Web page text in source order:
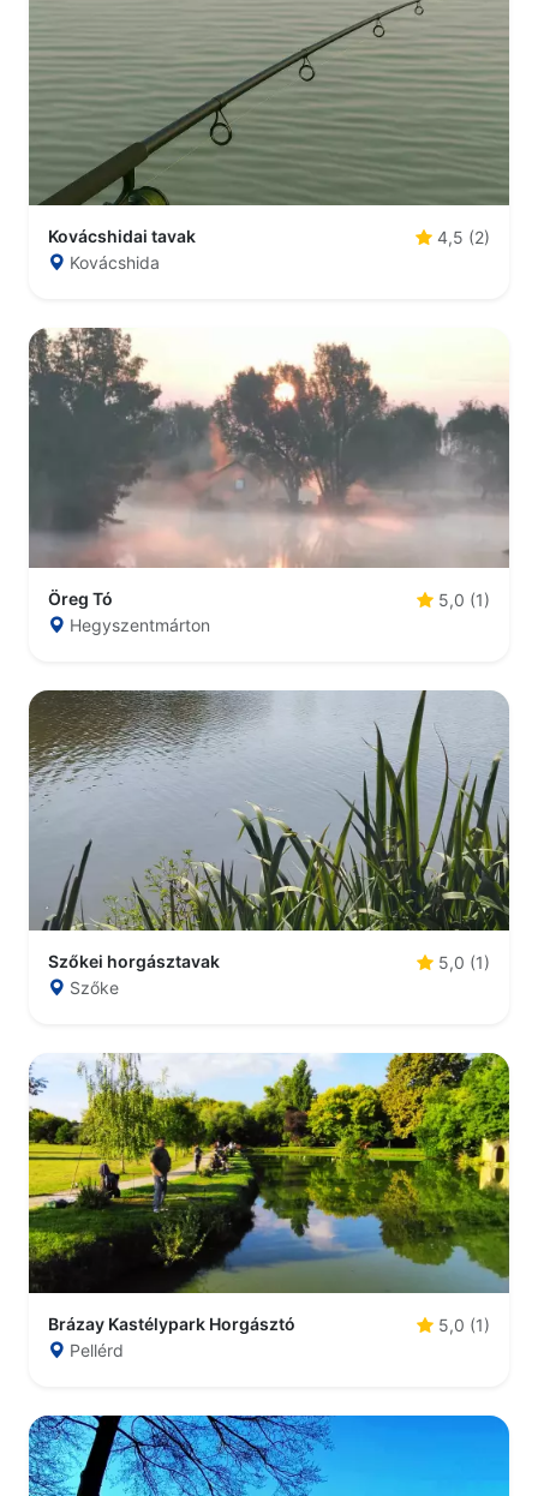
Kovácshidai tavak
4,5 (2)
Kovácshida
Öreg Tó
5,0 (1)
Hegyszentmárton
Szőkei horgásztavak
5,0 (1)
Szőke
Brázay Kastélypark Horgásztó
5,0 (1)
Pellérd